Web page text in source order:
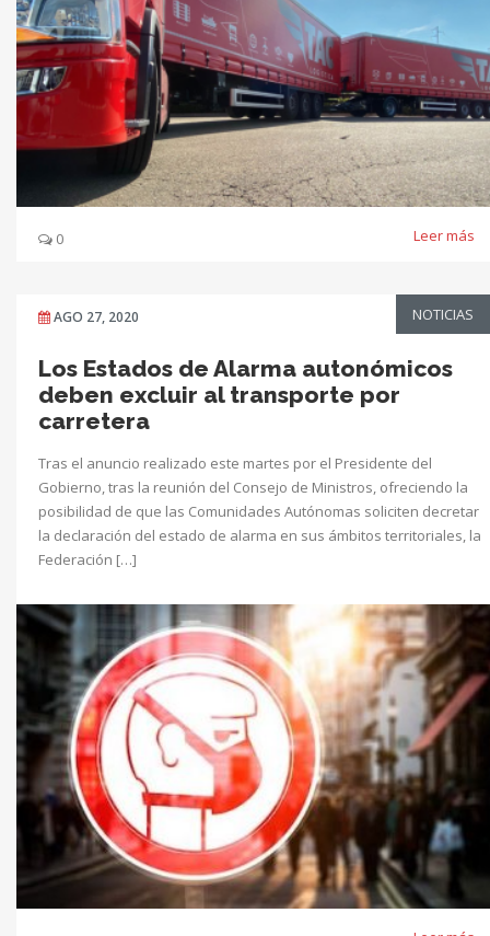
0 Leer más
AGO 27, 2020 NOTICIAS
Los Estados de Alarma autonómicos
deben excluir al transporte por
carretera
Tras el anuncio realizado este martes por el Presidente del
Gobierno, tras la reunión del Consejo de Ministros, ofreciendo la
posibilidad de que las Comunidades Autónomas soliciten decretar
la declaración del estado de alarma en sus ámbitos territoriales, la
Federación […]